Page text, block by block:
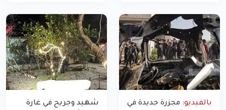
غزة
بالفيديو: مجزرة جديدة في
شهيد وجريح في غارة